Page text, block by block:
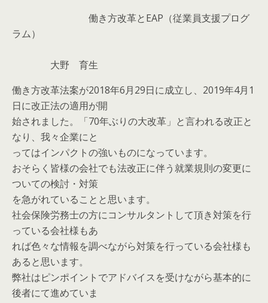
働き方改革とEAP（従業員支援プログ
ラム）
大野 育生
働き方改革法案が2018年6月29日に成立し、2019年4月1
日に改正法の適用が開
始されました。「70年ぶりの大改革」と言われる改正と
なり、我々企業にと
ってはインパクトの強いものになっています。
おそらく皆様の会社でも法改正に伴う就業規則の変更に
ついての検討・対策
を急がれていることと思います。
社会保険労務士の方にコンサルタントして頂き対策を行
っている会社様もあ
れば色々な情報を調べながら対策を行っている会社様も
あると思います。
弊社はピンポイントでアドバイスを受けながら基本的に
後者にて進めていま